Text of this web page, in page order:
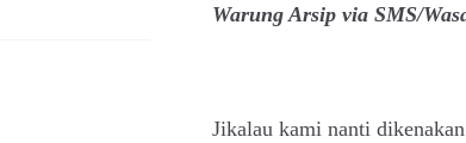
Warung Arsip via SMS/
Jikalau kami nanti